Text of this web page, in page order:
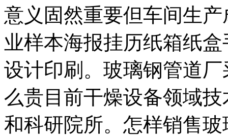
意义固然重要但车间生
业样本海报挂历纸箱纸
设计印刷。玻璃钢管道
么贵目前干燥设备领域
和科研院所。怎样销售